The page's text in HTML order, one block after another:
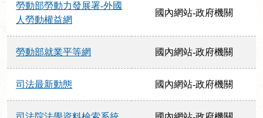
勞動部勞動力發展署-外國
人勞動權益網
國內網站-政府機關
勞動部就業平等網 國內網站-政府機關
司法最新動態 國內網站-政府機關